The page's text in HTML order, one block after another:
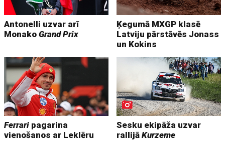
Antonelli uzvar arī
MonakoGrand Prix
Ķegumā MXGP klasē
Latviju pārstāvēs Jonass
un Kokins
Ferrari pagarina
vienošanos ar Leklēru
Sesku ekipāža uzvar
rallijāKurzeme